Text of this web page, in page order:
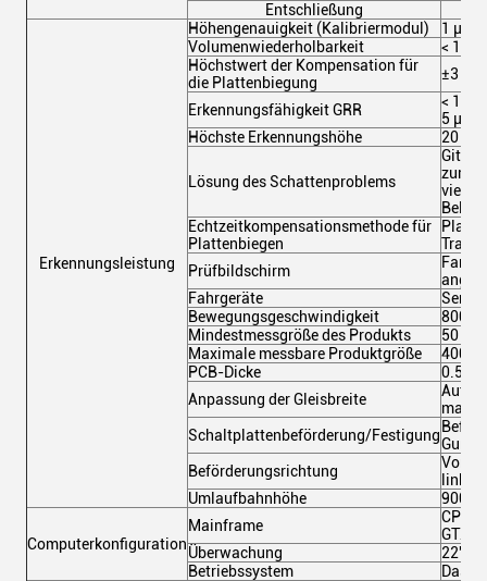
Entschließung
Erkennungsleistung
Höhengenauigkeit (Kalibriermodul)
1 μm
Volumenwiederholbarkeit
< 1%
Höchstwert der Kompensation für
die Plattenbiegung
±3 mm
Erkennungsfähigkeit GRR
< 10%
5 μm)
Höchste Erkennungshöhe
20
Lösung des Schattenproblems
zur
Echtzeitkompensationsmethode für
Plattenbiegen
Prüfbildschirm
Farbe
Fahrgeräte
Bewegungsgeschwindigkeit
800
Mindestmessgröße des Produkts
50
Maximale messbare Produktgröße
400
PCB-Dicke
0.5 ~
Anpassung der Gleisbreite
Schaltplattenbeförderung/Festigung
Beförderungsrichtung
Von
links.
Umlaufbahnhöhe
900 ±
Computerkonfiguration
Mainframe
CPU:
Überwachung
Betriebssystem
Das